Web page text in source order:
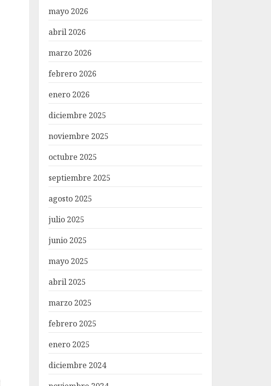
mayo 2026
abril 2026
marzo 2026
febrero 2026
enero 2026
diciembre 2025
noviembre 2025
octubre 2025
septiembre 2025
agosto 2025
julio 2025
junio 2025
mayo 2025
abril 2025
marzo 2025
febrero 2025
enero 2025
diciembre 2024